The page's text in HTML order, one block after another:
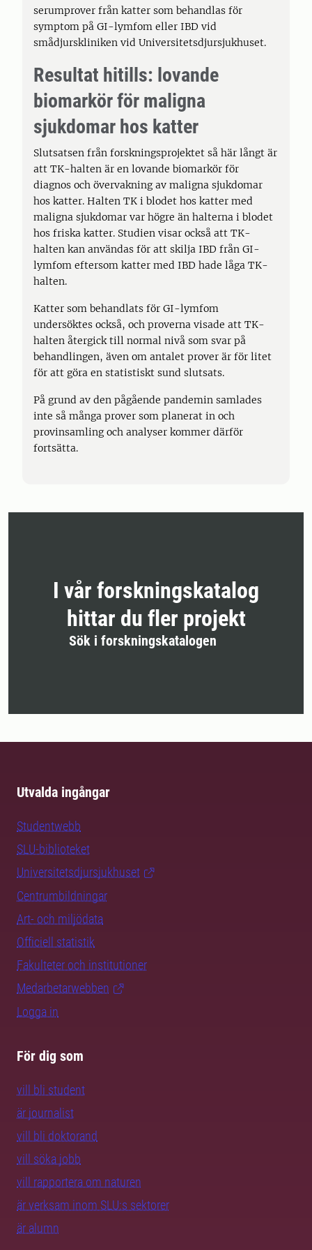
serumprover från katter som behandlas för
symptom på GI-lymfom eller IBD vid
smådjurskliniken vid Universitetsdjursjukhuset.
Resultat hitills: lovande
biomarkör för maligna
sjukdomar hos katter
Slutsatsen från forskningsprojektet så här långt är
att TK-halten är en lovande biomarkör för
diagnos och övervakning av maligna sjukdomar
hos katter. Halten TK i blodet hos katter med
maligna sjukdomar var högre än halterna i blodet
hos friska katter. Studien visar också att TK-
halten kan användas för att skilja IBD från GI-
lymfom eftersom katter med IBD hade låga TK-
halten.
Katter som behandlats för GI-lymfom
undersöktes också, och proverna visade att TK-
halten återgick till normal nivå som svar på
behandlingen, även om antalet prover är för litet
för att göra en statistiskt sund slutsats.
På grund av den pågående pandemin samlades
inte så många prover som planerat in och
provinsamling och analyser kommer därför
fortsätta.
I vår forskningskatalog
hittar du fler projekt
Sök i forskningskatalogen
Utvalda ingångar
Studentwebb
SLU-biblioteket
Universitetsdjursjukhuset
Centrumbildningar
Art- och miljödata
Officiell statistik
Fakulteter och institutioner
Medarbetarwebben
Logga in
För dig som
vill bli student
är journalist
vill bli doktorand
vill söka jobb
vill rapportera om naturen
är verksam inom SLU:s sektorer
är alumn